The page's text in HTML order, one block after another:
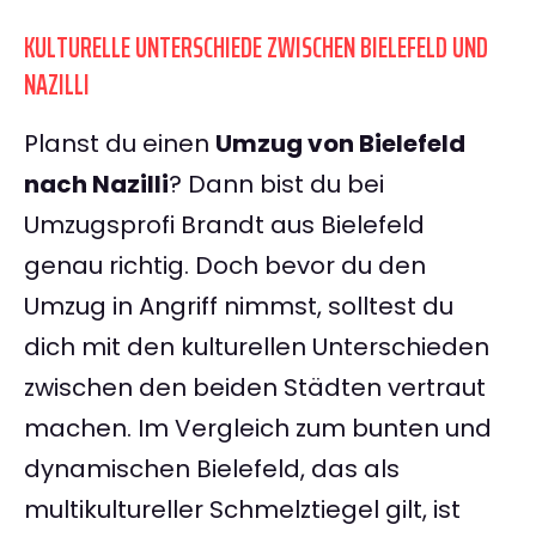
KULTURELLE UNTERSCHIEDE ZWISCHEN BIELEFELD UND
NAZILLI
Planst du einen Umzug von Bielefeld
nach Nazilli? Dann bist du bei
Umzugsprofi Brandt aus Bielefeld
genau richtig. Doch bevor du den
Umzug in Angriff nimmst, solltest du
dich mit den kulturellen Unterschieden
zwischen den beiden Städten vertraut
machen. Im Vergleich zum bunten und
dynamischen Bielefeld, das als
multikultureller Schmelztiegel gilt, ist